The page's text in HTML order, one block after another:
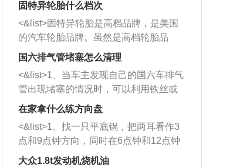
固特异轮胎什么档次
<&list>固特异轮胎是高档品牌，是美国
的汽车轮胎品牌。虽然是高档轮胎品
牌，但是中高低端的轮胎都有生产，这
也是为了更好的开拓市场。
国六排气管堵塞怎么清理
<&list>1、当车主发现自己的国六车排气
管出现堵塞的情况时，可以利用铁丝或
者是细棍，直接将杂物给取出来，如果
堵塞情况比较严重，也可以采取应急措
施。 <&list>2、直接利用木棍将所有的
杂物推到排气管里面的位置处，然后将
三元催化器拆解开，就可以将堵塞的东
在家拿什么练方向盘
<&list>1、找一只平底锅，把两耳看作3
点和9点钟方向，同时在6点钟和12点钟
方向做一个标记。 <&list>2、双手握住
大众1.8t发动机烧机油